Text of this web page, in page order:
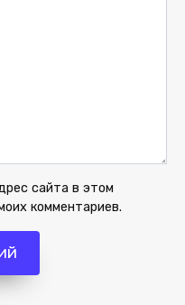
сайта в этом
комментариев.